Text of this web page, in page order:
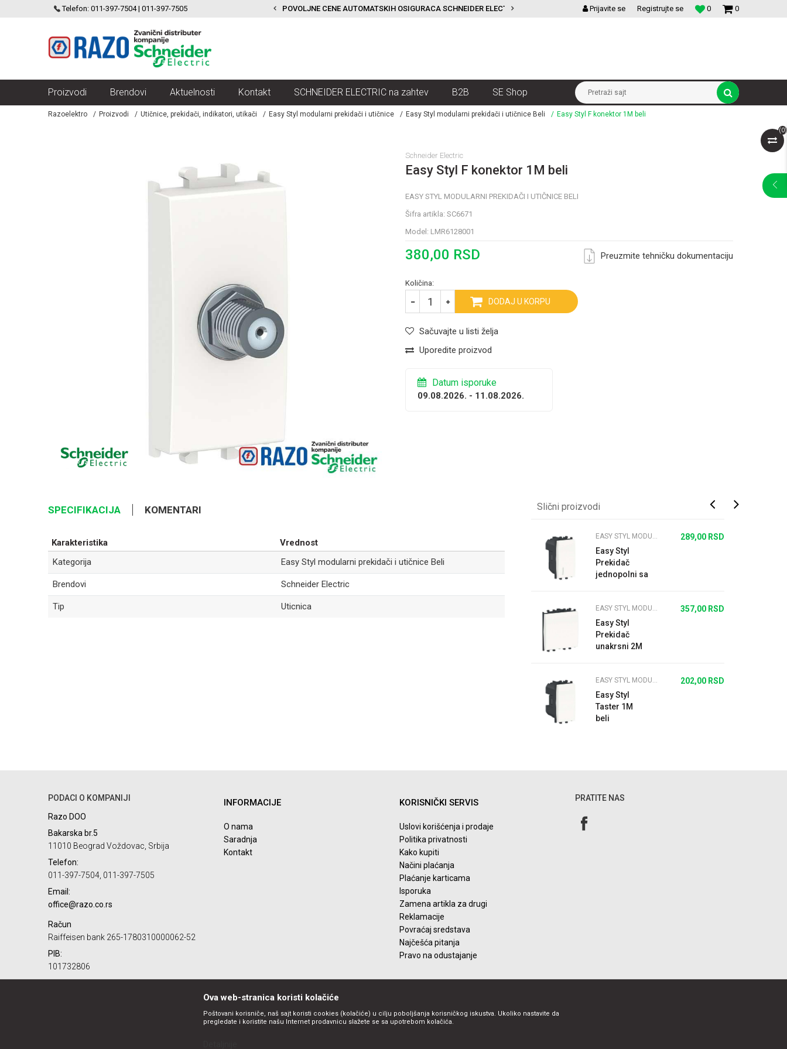
Telefon: 011-397-7504 | 011-397-7505
ELECTRIC VELIKI IZBOR MODULARNIH PREKIDACA I UTICNICA POVOLJNE CENE AUTOMATSKIH OSIGURACA SCHNEIDER ELECTRIC VELIKI IZBOR MODULARNIH PREKIDACA I UTICNICA 0
0
Prijavite se Registrujte se
Proizvodi Brendovi Aktuelnosti Kontakt SCHNEIDER ELECTRIC na zahtev B2B SE Shop Pretraži sajt
(0)
Razoelektro Proizvodi Utičnice, prekidači, indikatori, utikači Easy Styl modularni prekidači i utičnice Easy Styl modularni prekidači i utičnice Beli Easy Styl F konektor 1M beli
Schneider Electric
Easy Styl F konektor 1M beli
EASY STYL MODULARNI PREKIDAČI I UTIČNICE BELI
Šifra artikla: SC6671
Model: LMR6128001
Preuzmite tehničku dokumentaciju
380,00 RSD
Količina:
DODAJ U KORPU
Sačuvajte u listi želja
Uporedite proizvod
Datum isporuke
09.08.2026. - 11.08.2026.
SPECIFIKACIJA KOMENTARI
Karakteristika
Vrednost
Kategorija
Easy Styl modularni prekidači i utičnice Beli
Brendovi Schneider Electric
Tip Uticnica
Slični proizvodi
Easy Styl
Slepi modul
1M beli
EASY STYL MODULARNI PREKIDAČI I UTIČNICE BELI
Easy Styl
Prekidač
jednopolni sa
16A 1M beli
289,00 RSD
EASY STYL MODULARNI PREKIDAČI I UTIČNICE BELI
Easy Styl
Prekidač
unakrsni 2M
357,00 RSD
EASY STYL MODULARNI PREKIDAČI I UTIČNICE BELI
Easy Styl
Taster 1M
beli
202,00 RSD
PODACI O KOMPANIJI
Razo DOO
Bakarska br.5
11010 Beograd Voždovac, Srbija
Telefon:
011-397-7504, 011-397-7505
Email:
office@razo.co.rs
Račun
Raiffeisen bank 265-1780310000062-52
PIB:
101732806
INFORMACIJE
O nama
Saradnja
Kontakt
KORISNIČKI SERVIS
Uslovi korišćenja i prodaje
Politika privatnosti
Kako kupiti
Načini plaćanja
Plaćanje karticama
Isporuka
Zamena artikla za drugi
Reklamacije
Povraćaj sredstava
Najčešća pitanja
Pravo na odustajanje
PRATITE NAS
Ova web-stranica koristi kolačiće
Poštovani korisniče, naš sajt koristi cookies (kolačiće) u cilju poboljšanja korisničkog iskustva. Ukoliko nastavite da
pregledate i koristite našu Internet prodavnicu slažete se sa upotrebom kolačića.